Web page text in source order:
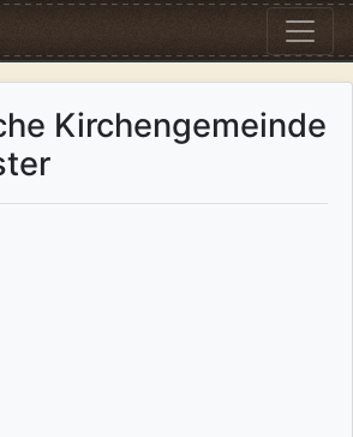
Kirchengemeinde